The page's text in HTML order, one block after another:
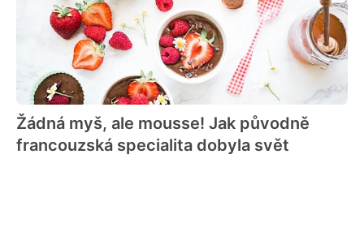
Žádná myš, ale mousse! Jak původně
francouzská specialita dobyla svět